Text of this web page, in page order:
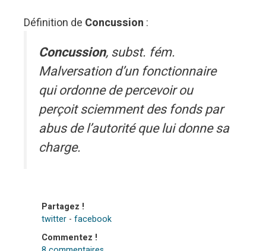
Définition de Concussion :
Concussion, subst. fém.
Malversation d’un fonctionnaire
qui ordonne de percevoir ou
perçoit sciemment des fonds par
abus de l’autorité que lui donne sa
charge.
Partagez !
twitter - facebook
Commentez !